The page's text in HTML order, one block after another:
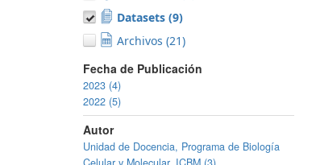
Datasets (9)
Archivos (21)
Fecha de Publicación
2023 (4)
2022 (5)
Autor
Unidad de Docencia, Programa de Biología